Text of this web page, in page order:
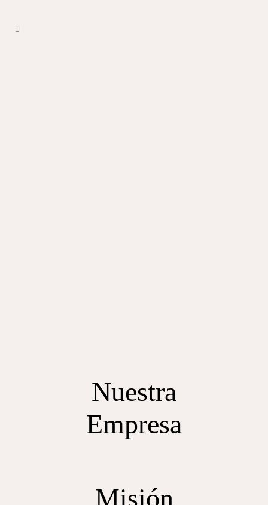
Nuestra
Empresa
Misión